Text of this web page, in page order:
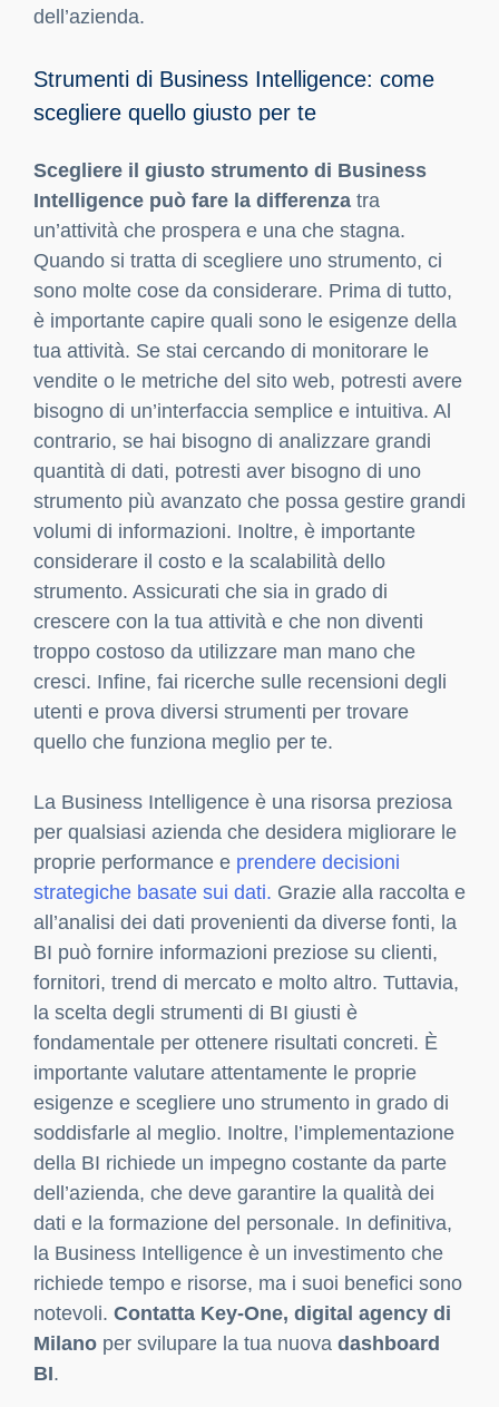
dell’azienda.
Strumenti di Business Intelligence: come
scegliere quello giusto per te
Scegliere il giusto strumento di Business
Intelligence può fare la differenza tra
un’attività che prospera e una che stagna.
Quando si tratta di scegliere uno strumento, ci
sono molte cose da considerare. Prima di tutto,
è importante capire quali sono le esigenze della
tua attività. Se stai cercando di monitorare le
vendite o le metriche del sito web, potresti avere
bisogno di un’interfaccia semplice e intuitiva. Al
contrario, se hai bisogno di analizzare grandi
quantità di dati, potresti aver bisogno di uno
strumento più avanzato che possa gestire grandi
volumi di informazioni. Inoltre, è importante
considerare il costo e la scalabilità dello
strumento. Assicurati che sia in grado di
crescere con la tua attività e che non diventi
troppo costoso da utilizzare man mano che
cresci. Infine, fai ricerche sulle recensioni degli
utenti e prova diversi strumenti per trovare
quello che funziona meglio per te.
La Business Intelligence è una risorsa preziosa
per qualsiasi azienda che desidera migliorare le
proprie performance e prendere decisioni
strategiche basate sui dati. Grazie alla raccolta e
all’analisi dei dati provenienti da diverse fonti, la
BI può fornire informazioni preziose su clienti,
fornitori, trend di mercato e molto altro. Tuttavia,
la scelta degli strumenti di BI giusti è
fondamentale per ottenere risultati concreti. È
importante valutare attentamente le proprie
esigenze e scegliere uno strumento in grado di
soddisfarle al meglio. Inoltre, l’implementazione
della BI richiede un impegno costante da parte
dell’azienda, che deve garantire la qualità dei
dati e la formazione del personale. In definitiva,
la Business Intelligence è un investimento che
richiede tempo e risorse, ma i suoi benefici sono
notevoli. Contatta Key-One, digital agency di
Milano per svilupare la tua nuova dashboard
BI.